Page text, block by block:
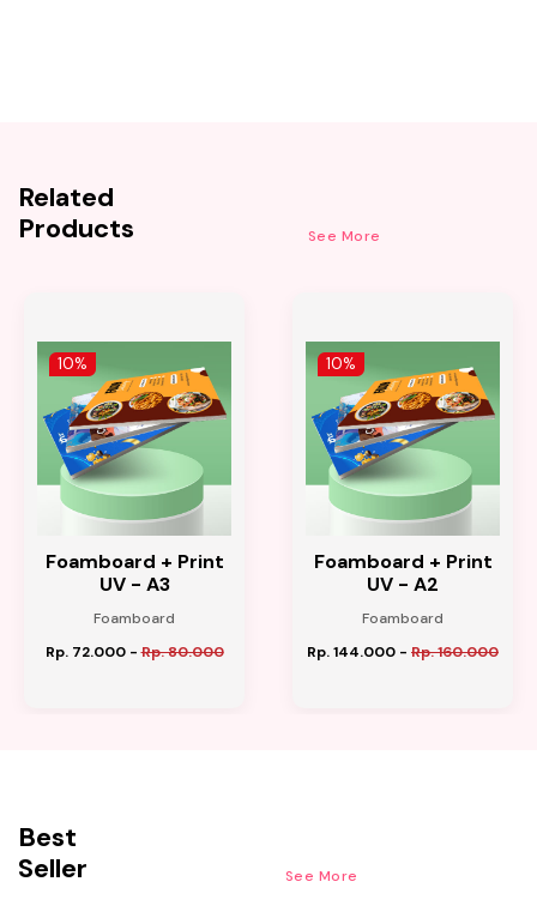
Related
Products
See More
10%
Foamboard + Print
UV - A3
Foamboard
Rp. 72.000-Rp. 80.000
10%
Foamboard + Print
UV - A2
Foamboard
Rp. 144.000 - Rp. 160.000
Best
Seller
See More